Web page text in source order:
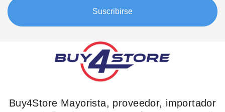
Suscribirse
Buy4Store Mayorista, proveedor, importador